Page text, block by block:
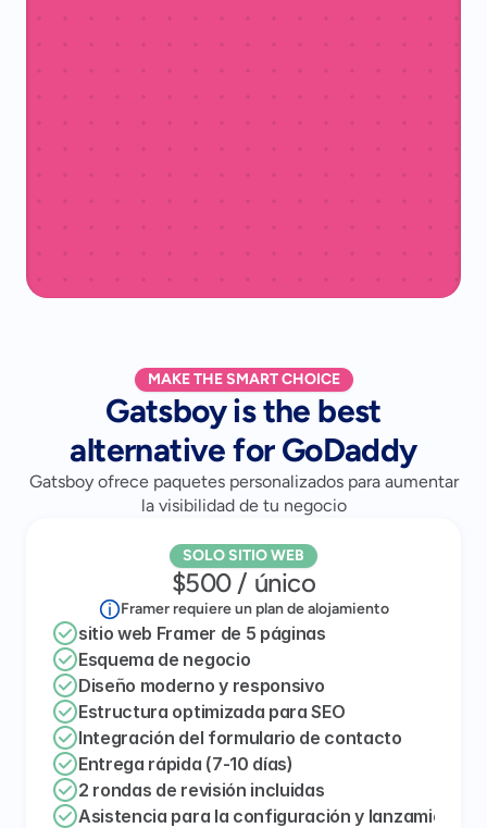
MAKE THE SMART CHOICE
Gatsboy is the best
alternative for GoDaddy
Gatsboy ofrece paquetes personalizados para aumentar
la visibilidad de tu negocio
SOLO SITIO WEB
$500 / único
Framer requiere un plan de alojamiento
sitio web Framer de 5 páginas
Esquema de negocio
Diseño moderno y responsivo
Estructura optimizada para SEO
Integración del formulario de contacto
Entrega rápida (7-10 días)
2 rondas de revisión incluidas
Asistencia para la configuración y lanzamiento